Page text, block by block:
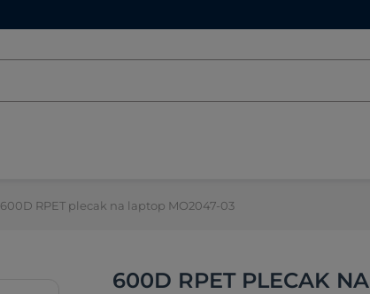
600D RPET plecak na laptop MO2047-03
600D RPET PLECAK